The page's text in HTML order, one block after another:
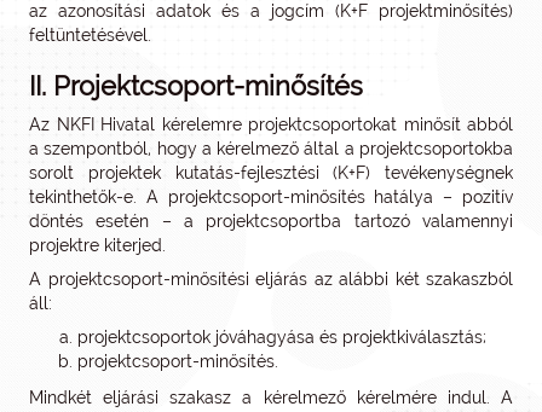
az azonosítási adatok és a jogcím (K+F projektminősítés)
feltüntetésével.
II. Projektcsoport-minősítés
Az NKFI Hivatal kérelemre projektcsoportokat minősít abból
a szempontból, hogy a kérelmező által a projektcsoportokba
sorolt projektek kutatás-fejlesztési (K+F) tevékenységnek
tekinthetők-e. A projektcsoport-minősítés hatálya – pozitív
döntés esetén – a projektcsoportba tartozó valamennyi
projektre kiterjed.
A projektcsoport-minősítési eljárás az alábbi két szakaszból
áll:
projektcsoportok jóváhagyása és projektkiválasztás;
projektcsoport-minősítés.
Mindkét eljárási szakasz a kérelmező kérelmére indul. A